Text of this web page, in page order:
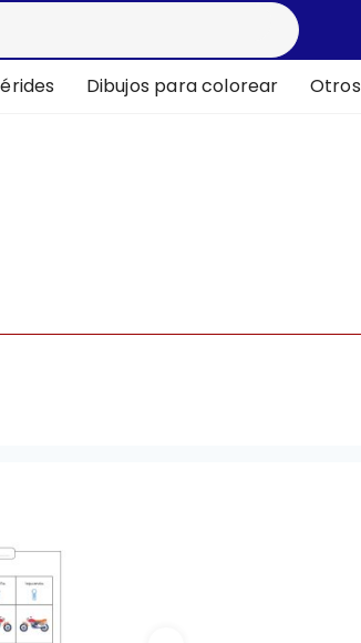
Dibujos para colorear Otros